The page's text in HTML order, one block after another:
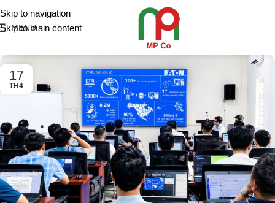
Skip to navigation
Skip to main content
MENU
17
TH4